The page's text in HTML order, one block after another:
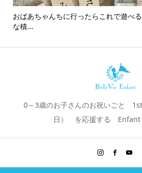
おばあちゃんちに行ったらこれで遊べ
な積...
0～3歳のお子さんのお祝いごと
日） を応援する